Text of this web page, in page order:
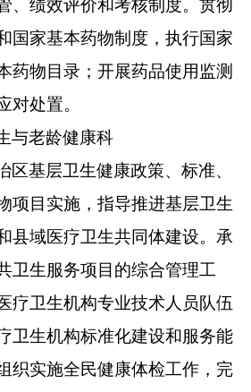
、绩效评价和考核制度。贯彻
国家基本药物制度，执行国家
药物目录；开展药品使用监测
对处置。
与老龄健康科
区基层卫生健康政策、标准、
项目实施，指导推进基层卫生
县域医疗卫生共同体建设。承
卫生服务项目的综合管理工
疗卫生机构专业技术人员队伍
卫生机构标准化建设和服务能
织实施全民健康体检工作，完